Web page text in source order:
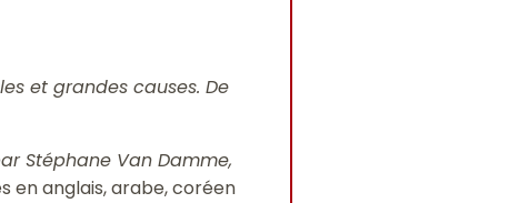
et grandes causes. De
Stéphane Van Damme,
en anglais, arabe, coréen